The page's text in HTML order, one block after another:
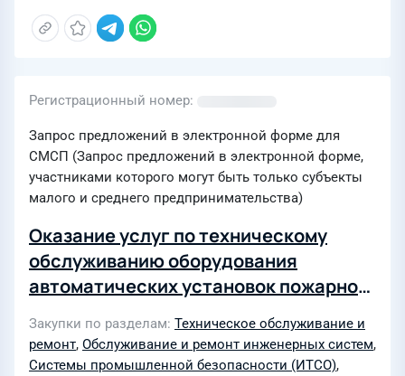
Регистрационный номер
Запрос предложений в электронной форме для
СМСП (Запрос предложений в электронной форме,
участниками которого могут быть только субъекты
малого и среднего предпринимательства)
Оказание услуг по техническому
обслуживанию оборудования
автоматических установок пожарной
сигнализации, систем оповещения и
управления эвакуацией людей при
пожаре зданий и помещений
Закупки по разделам Техническое обслуживание и
ремонт, Обслуживание и ремонт инженерных систем,
Системы промышленной безопасности (ИТСО),